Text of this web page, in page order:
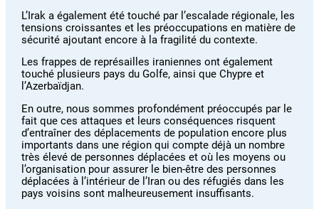
L’Irak a également été touché par l’escalade régionale, les
tensions croissantes et les préoccupations en matière de
sécurité ajoutant encore à la fragilité du contexte.
Les frappes de représailles iraniennes ont également
touché plusieurs pays du Golfe, ainsi que Chypre et
l’Azerbaïdjan.
En outre, nous sommes profondément préoccupés par le
fait que ces attaques et leurs conséquences risquent
d’entraîner des déplacements de population encore plus
importants dans une région qui compte déjà un nombre
très élevé de personnes déplacées et où les moyens ou
l’organisation pour assurer le bien-être des personnes
déplacées à l’intérieur de l’Iran ou des réfugiés dans les
pays voisins sont malheureusement insuffisants.